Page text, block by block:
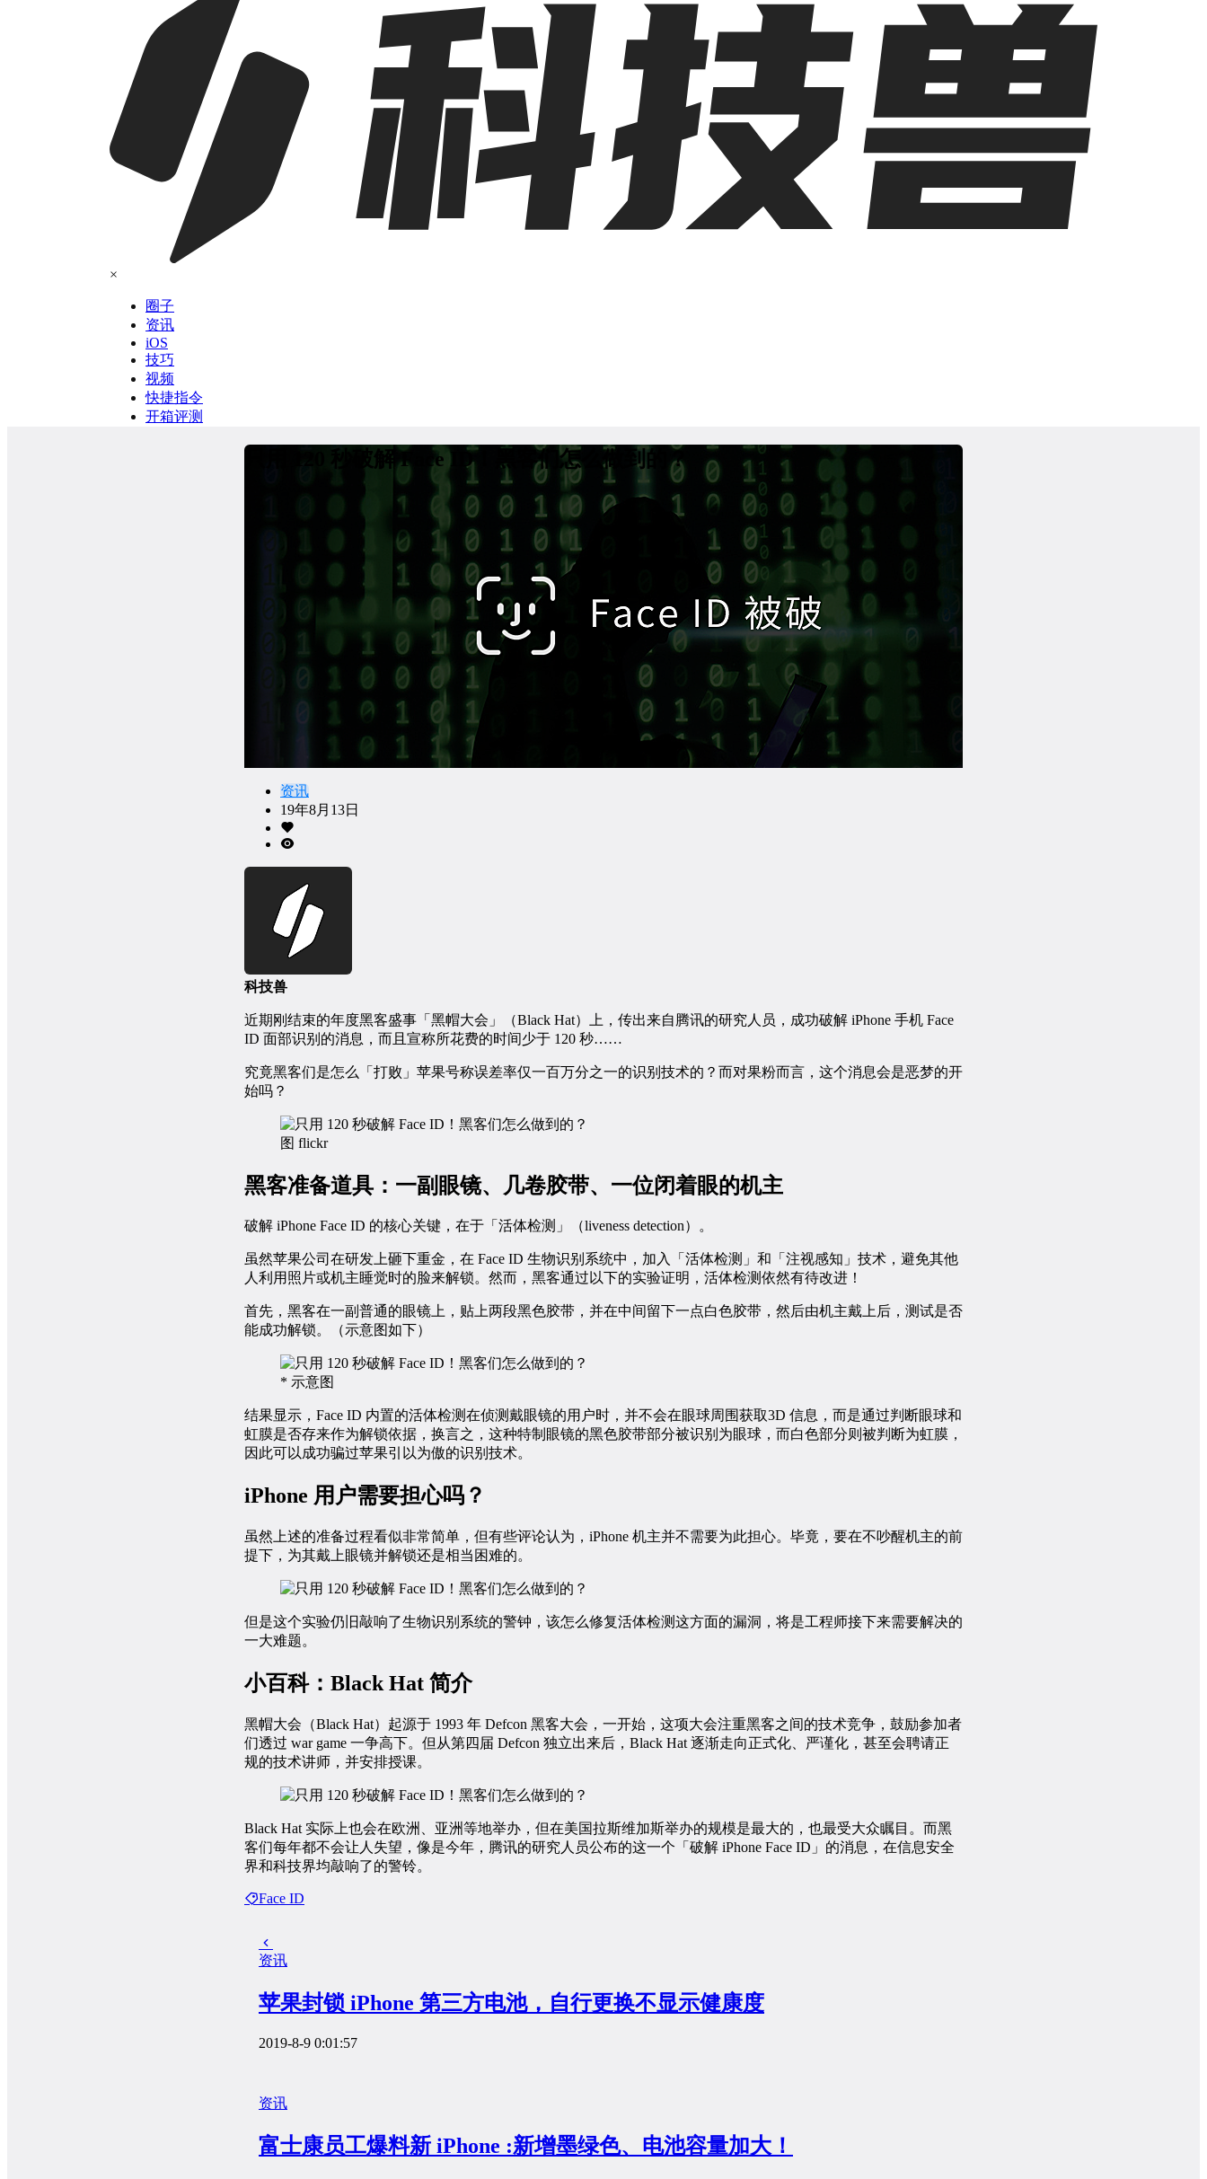
×
圈子
资讯
iOS
技巧
视频
快捷指令
开箱评测
只用 120 秒破解 Face ID！黑客们怎么做到的？
资讯
19年8月13日
科技兽
近期刚结束的年度黑客盛事「黑帽大会」（Black Hat）上，传出来自腾讯的研究人员，成功破解 iPhone 手机 Face
ID 面部识别的消息，而且宣称所花费的时间少于 120 秒……
究竟黑客们是怎么「打败」苹果号称误差率仅一百万分之一的识别技术的？而对果粉而言，这个消息会是恶梦的开
始吗？
图 flickr
黑客准备道具：一副眼镜、几卷胶带、一位闭着眼的机主
破解 iPhone Face ID 的核心关键，在于「活体检测」（liveness detection）。
虽然苹果公司在研发上砸下重金，在 Face ID 生物识别系统中，加入「活体检测」和「注视感知」技术，避免其他
人利用照片或机主睡觉时的脸来解锁。然而，黑客通过以下的实验证明，活体检测依然有待改进！
首先，黑客在一副普通的眼镜上，贴上两段黑色胶带，并在中间留下一点白色胶带，然后由机主戴上后，测试是否
能成功解锁。（示意图如下）
* 示意图
结果显示，Face ID 内置的活体检测在侦测戴眼镜的用户时，并不会在眼球周围获取3D 信息，而是通过判断眼球和
虹膜是否存来作为解锁依据，换言之，这种特制眼镜的黑色胶带部分被识别为眼球，而白色部分则被判断为虹膜，
因此可以成功骗过苹果引以为傲的识别技术。
iPhone 用户需要担心吗？
虽然上述的准备过程看似非常简单，但有些评论认为，iPhone 机主并不需要为此担心。毕竟，要在不吵醒机主的前
提下，为其戴上眼镜并解锁还是相当困难的。
但是这个实验仍旧敲响了生物识别系统的警钟，该怎么修复活体检测这方面的漏洞，将是工程师接下来需要解决的
一大难题。
小百科：Black Hat 简介
黑帽大会（Black Hat）起源于 1993 年 Defcon 黑客大会，一开始，这项大会注重黑客之间的技术竞争，鼓励参加者
们透过 war game 一争高下。但从第四届 Defcon 独立出来后，Black Hat 逐渐走向正式化、严谨化，甚至会聘请正
规的技术讲师，并安排授课。
Black Hat 实际上也会在欧洲、亚洲等地举办，但在美国拉斯维加斯举办的规模是最大的，也最受大众瞩目。而黑
客们每年都不会让人失望，像是今年，腾讯的研究人员公布的这一个「破解 iPhone Face ID」的消息，在信息安全
界和科技界均敲响了的警铃。
Face ID
资讯
苹果封锁 iPhone 第三方电池，自行更换不显示健康度
2019-8-9 0:01:57
资讯
富士康员工爆料新 iPhone :新增墨绿色、电池容量加大！